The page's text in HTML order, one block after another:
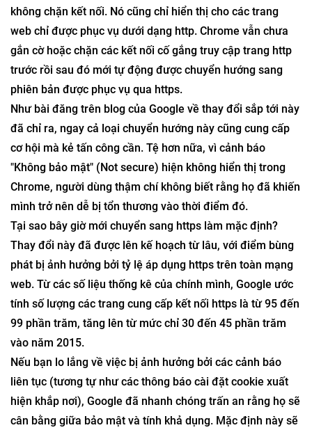
không chặn kết nối. Nó cũng chỉ hiển thị cho các trang
web chỉ được phục vụ dưới dạng http. Chrome vẫn chưa
gắn cờ hoặc chặn các kết nối cố gắng truy cập trang http
trước rồi sau đó mới tự động được chuyển hướng sang
phiên bản được phục vụ qua https.
Như bài đăng trên blog của Google về thay đổi sắp tới này
đã chỉ ra, ngay cả loại chuyển hướng này cũng cung cấp
cơ hội mà kẻ tấn công cần. Tệ hơn nữa, vì cảnh báo
"Không bảo mật" (Not secure) hiện không hiển thị trong
Chrome, người dùng thậm chí không biết rằng họ đã khiến
mình trở nên dễ bị tổn thương vào thời điểm đó.
Tại sao bây giờ mới chuyển sang https làm mặc định?
Thay đổi này đã được lên kế hoạch từ lâu, với điểm bùng
phát bị ảnh hưởng bởi tỷ lệ áp dụng https trên toàn mạng
web. Từ các số liệu thống kê của chính mình, Google ước
tính số lượng các trang cung cấp kết nối https là từ 95 đến
99 phần trăm, tăng lên từ mức chỉ 30 đến 45 phần trăm
vào năm 2015.
Nếu bạn lo lắng về việc bị ảnh hưởng bởi các cảnh báo
liên tục (tương tự như các thông báo cài đặt cookie xuất
hiện khắp nơi), Google đã nhanh chóng trấn an rằng họ sẽ
cân bằng giữa bảo mật và tính khả dụng. Mặc định này sẽ